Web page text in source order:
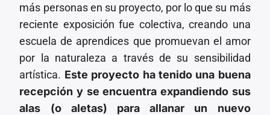
más personas en su proyecto, por lo que su más
reciente exposición fue colectiva, creando una
escuela de aprendices que promuevan el amor
por la naturaleza a través de su sensibilidad
artística. Este proyecto ha tenido una buena
recepción y se encuentra expandiendo sus
alas (o aletas) para allanar un nuevo